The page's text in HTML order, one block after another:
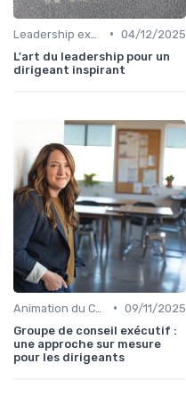
• 04/12/2025
L'art du leadership pour un
dirigeant inspirant
• 09/11/2025
Groupe de conseil exécutif :
une approche sur mesure
pour les dirigeants